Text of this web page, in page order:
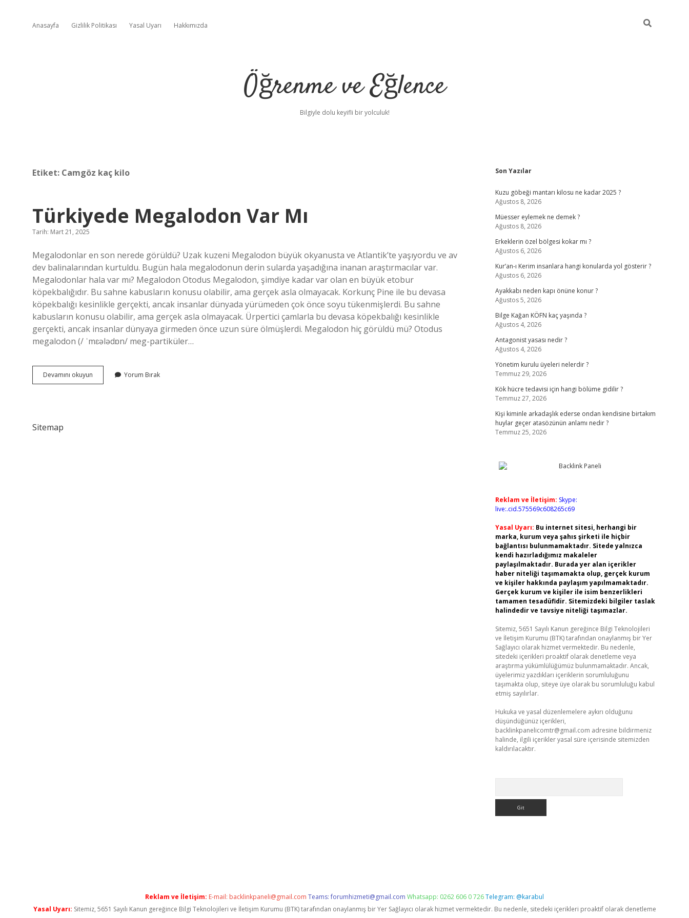
Anasayfa Gizlilik Politikası Yasal Uyarı Hakkımızda
Öğrenme ve Eğlence
Bilgiyle dolu keyifli bir yolculuk!
Etiket: Camgöz kaç kilo
Türkiyede Megalodon Var Mı
Tarih: Mart 21, 2025
Megalodonlar en son nerede görüldü? Uzak kuzeni Megalodon büyük okyanusta ve Atlantik’te yaşıyordu ve av
dev balinalarından kurtuldu. Bugün hala megalodonun derin sularda yaşadığına inanan araştırmacılar var.
Megalodonlar hala var mı? Megalodon Otodus Megalodon, şimdiye kadar var olan en büyük etobur
köpekbalığıdır. Bu sahne kabusların konusu olabilir, ama gerçek asla olmayacak. Korkunç Pine ile bu devasa
köpekbalığı kesinlikle gerçekti, ancak insanlar dünyada yürümeden çok önce soyu tükenmişlerdi. Bu sahne
kabusların konusu olabilir, ama gerçek asla olmayacak. Ürpertici çamlarla bu devasa köpekbalığı kesinlikle
gerçekti, ancak insanlar dünyaya girmeden önce uzun süre ölmüşlerdi. Megalodon hiç görüldü mü? Otodus
megalodon (/ ˈmɛələdɒn/ meg-partiküler…
Devamını okuyun Türkiyede
Megalodon
Yorum Bırak
Sitemap
Sidebar
Son Yazılar
Kuzu göbeği mantarı kilosu ne kadar 2025 ?
Ağustos 8, 2026
Müesser eylemek ne demek ?
Ağustos 8, 2026
Erkeklerin özel bölgesi kokar mı ?
Ağustos 6, 2026
Kur’an-ı Kerim insanlara hangi konularda yol gösterir ?
Ağustos 6, 2026
Ayakkabı neden kapı önüne konur ?
Ağustos 5, 2026
Bilge Kağan KÖFN kaç yaşında ?
Ağustos 4, 2026
Antagonist yasası nedir ?
Ağustos 4, 2026
Yönetim kurulu üyeleri nelerdir ?
Temmuz 29, 2026
Kök hücre tedavisi için hangi bölüme gidilir ?
Temmuz 27, 2026
Kişi kiminle arkadaşlık ederse ondan kendisine birtakım
huylar geçer atasözünün anlamı nedir ?
Temmuz 25, 2026
Reklam ve İletişim: Skype:
live:.cid.575569c608265c69
Yasal Uyarı: Bu internet sitesi, herhangi bir
marka, kurum veya şahıs şirketi ile hiçbir
bağlantısı bulunmamaktadır. Sitede yalnızca
kendi hazırladığımız makaleler
paylaşılmaktadır. Burada yer alan içerikler
haber niteliği taşımamakta olup, gerçek kurum
ve kişiler hakkında paylaşım yapılmamaktadır.
Gerçek kurum ve kişiler ile isim benzerlikleri
tamamen tesadüfidir. Sitemizdeki bilgiler taslak
halindedir ve tavsiye niteliği taşımazlar.
Sitemiz, 5651 Sayılı Kanun gereğince Bilgi Teknolojileri
ve İletişim Kurumu (BTK) tarafından onaylanmış bir Yer
Sağlayıcı olarak hizmet vermektedir. Bu nedenle,
sitedeki içerikleri proaktif olarak denetleme veya
araştırma yükümlülüğümüz bulunmamaktadır. Ancak,
üyelerimiz yazdıkları içeriklerin sorumluluğunu
taşımakta olup, siteye üye olarak bu sorumluluğu kabul
etmiş sayılırlar.
Hukuka ve yasal düzenlemelere aykırı olduğunu
düşündüğünüz içerikleri,
backlinkpanelicomtr@gmail.com adresine bildirmeniz
halinde, ilgili içerikler yasal süre içerisinde sitemizden
kaldırılacaktır.
Reklam ve İletişim: E-mail: backlinkpaneli@gmail.com Teams:forumhizmeti@gmail.com Whatsapp: 0262 606 0 726Telegram: @karabul
Yasal Uyarı: Sitemiz, 5651 Sayılı Kanun gereğince Bilgi Teknolojileri ve İletişim Kurumu (BTK) tarafından onaylanmış bir Yer Sağlayıcı olarak hizmet vermektedir. Bu nedenle, sitedeki içerikleri proaktif olarak denetleme